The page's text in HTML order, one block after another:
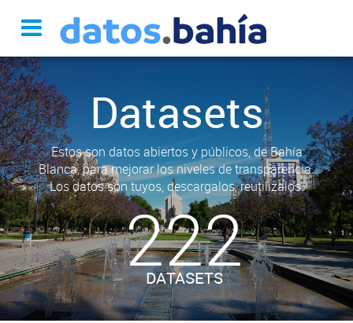
Datasets
Estos son datos abiertos y públicos, de Bahía
Blanca, para mejorar los niveles de transparencia.
Los datos son tuyos, descargalos, reutilizalos.
222
DATASETS